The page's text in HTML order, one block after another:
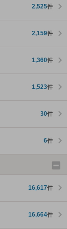
2,525件
2,159件
1,360件
1,523件
30件
6件
16,617件
16,664件